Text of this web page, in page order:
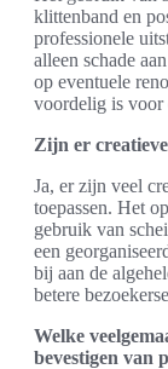
klittenband en
professionele
alleen schade
op eventuele
voordelig is voor
Zijn er
Ja, er zijn veel
toepassen. Het
gebruik van
een
bij aan de
betere
Welke
bevestigen van